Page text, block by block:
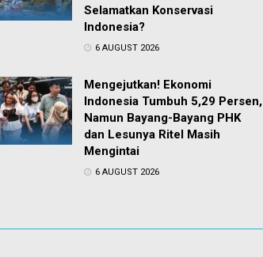
Selamatkan Konservasi
Indonesia?
6 AUGUST 2026
Mengejutkan! Ekonomi
Indonesia Tumbuh 5,29 Persen,
Namun Bayang-Bayang PHK
dan Lesunya Ritel Masih
Mengintai
6 AUGUST 2026